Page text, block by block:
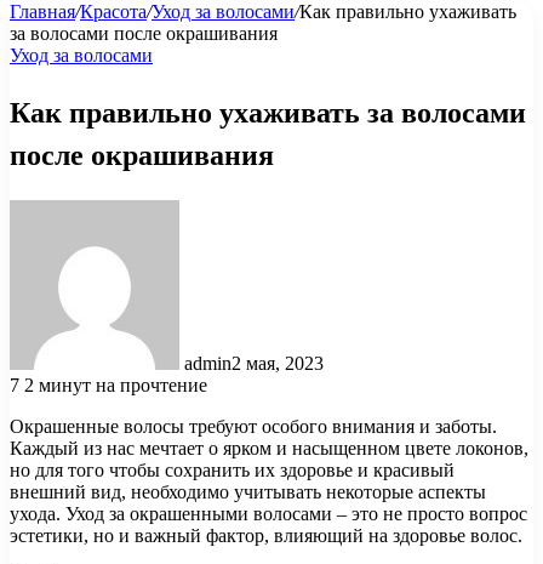
Главная/Красота/Уход за волосами/Как правильно ухаживать
за волосами после окрашивания
Уход за волосами
Как правильно ухаживать за волосами
после окрашивания
admin2 мая, 2023
7 2 минут на прочтение
Окрашенные волосы требуют особого внимания и заботы.
Каждый из нас мечтает о ярком и насыщенном цвете локонов,
но для того чтобы сохранить их здоровье и красивый
внешний вид, необходимо учитывать некоторые аспекты
ухода. Уход за окрашенными волосами – это не просто вопрос
эстетики, но и важный фактор, влияющий на здоровье волос.